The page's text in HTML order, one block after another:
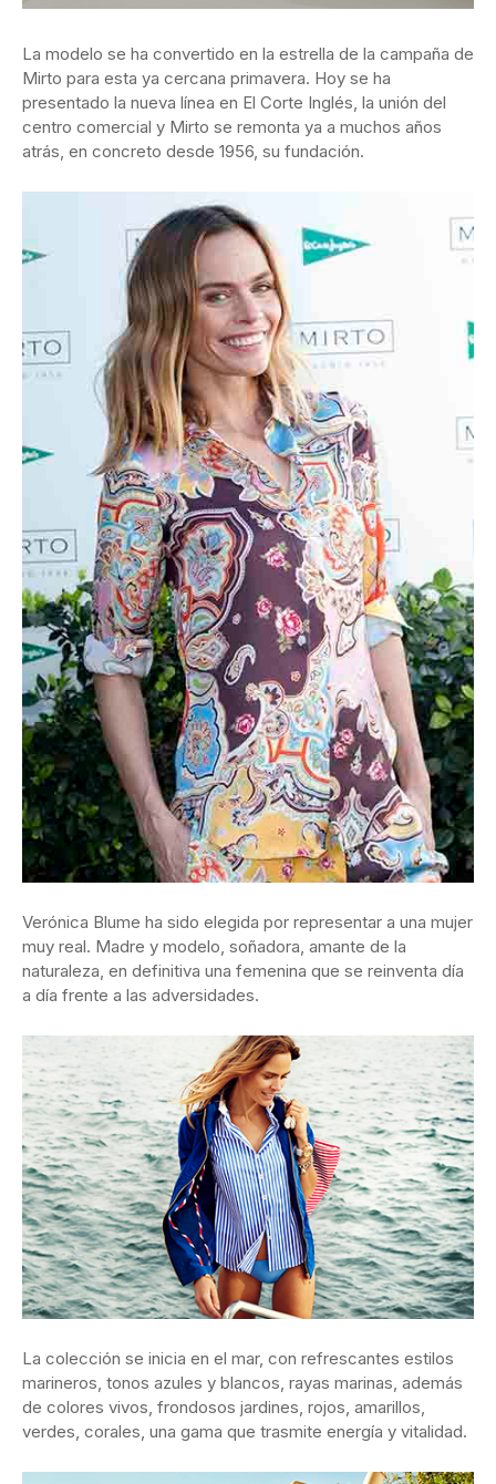
La modelo se ha convertido en la estrella de la campaña de
Mirto para esta ya cercana primavera. Hoy se ha
presentado la nueva línea en El Corte Inglés, la unión del
centro comercial y Mirto se remonta ya a muchos años
atrás, en concreto desde 1956, su fundación.
Verónica Blume ha sido elegida por representar a una mujer
muy real. Madre y modelo, soñadora, amante de la
naturaleza, en definitiva una femenina que se reinventa día
a día frente a las adversidades.
La colección se inicia en el mar, con refrescantes estilos
marineros, tonos azules y blancos, rayas marinas, además
de colores vivos, frondosos jardines, rojos, amarillos,
verdes, corales, una gama que trasmite energía y vitalidad.